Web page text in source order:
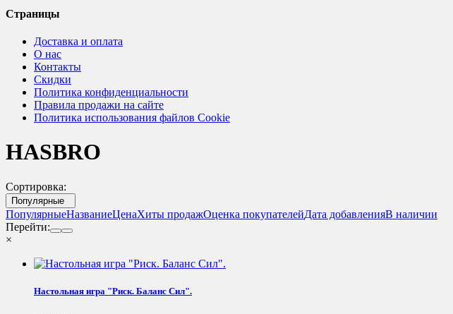
Страницы
Доставка и оплата
О нас
Контакты
Скидки
Политика конфиденциальности
Правила продажи на сайте
Политика использования файлов Cookie
HASBRO
Сортировка:
Популярные
ПопулярныеНазваниеЦенаХиты продажОценка покупателейДата добавленияВ наличии
Перейти:
×
Настольная игра "Риск. Баланс Сил".